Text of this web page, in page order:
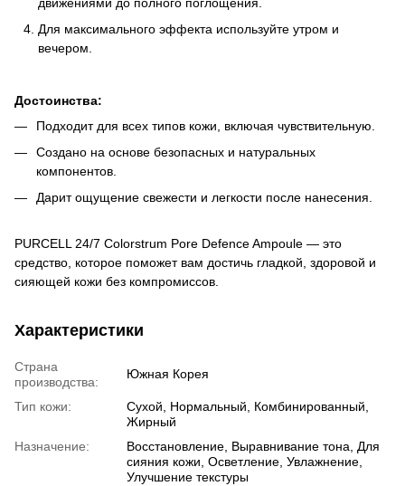
Для максимального эффекта используйте утром и
вечером.
Достоинства:
Подходит для всех типов кожи, включая чувствительную.
Создано на основе безопасных и натуральных
компонентов.
Дарит ощущение свежести и легкости после нанесения.
PURCELL 24/7 Colorstrum Pore Defence Ampoule — это
средство, которое поможет вам достичь гладкой, здоровой и
сияющей кожи без компромиссов.
Характеристики
Страна
производства:
Южная Корея
Тип кожи:
Сухой, Нормальный, Комбинированный,
Жирный
Назначение:
Восстановление, Выравнивание тона, Для
сияния кожи, Осветление, Увлажнение,
Улучшение текстуры